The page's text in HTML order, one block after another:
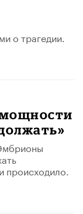
о трагедии.
происходило.